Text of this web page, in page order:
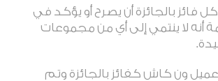
بالجائزة أن يصرح أو يؤكد في
أنه لا ينتمي إلى أي من مجموعات
.
عميل ون كاش كفائز بالجائزة وتم